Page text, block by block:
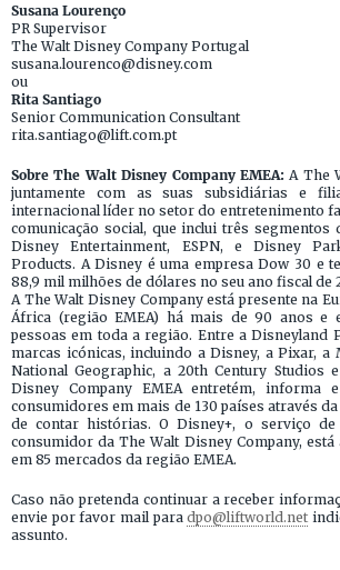
Susana Lourenço
PR Supervisor
The Walt Disney Company Portugal
susana.lourenco@disney.com
ou
Rita Santiago
Senior Communication Consultant
rita.santiago@lift.com.pt
Sobre The Walt Disney Company EMEA: A The
juntamente com as suas subsidiárias e
internacional líder no setor do entretenimento
comunicação social, que inclui três segmentos
Disney Entertainment, ESPN, e Disney
Products. A Disney é uma empresa Dow 30 e
88,9 mil milhões de dólares no seu ano fiscal de
A The Walt Disney Company está presente na
África (região EMEA) há mais de 90 anos e
pessoas em toda a região. Entre a Disneyland
marcas icónicas, incluindo a Disney, a Pixar, a
National Geographic, a 20th Century Studios
Disney Company EMEA entretém, informa
consumidores em mais de 130 países através
de contar histórias. O Disney+, o serviço
consumidor da The Walt Disney Company,
em 85 mercados da região EMEA.
Caso não pretenda continuar a receber
envie por favor mail paradpo@liftworld.net
assunto.